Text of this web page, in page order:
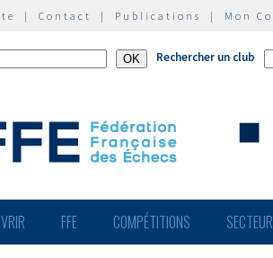
| Contact | Publications | Mon
Rechercher un club
FFE COMPÉTITIONS